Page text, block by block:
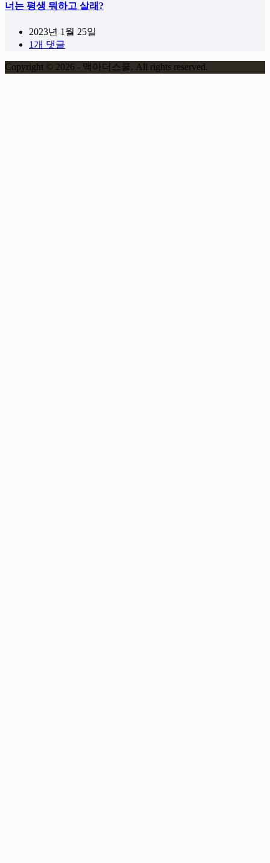
너는 평생 뭐하고 살래?
2023년 1월 25일
1개 댓글
Copyright © 2026 - 맥아더스쿨. All rights reserved.